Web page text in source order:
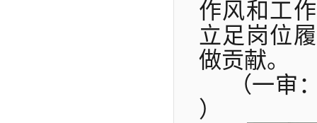
作风和工
立足岗位
做贡献。
（一审
）